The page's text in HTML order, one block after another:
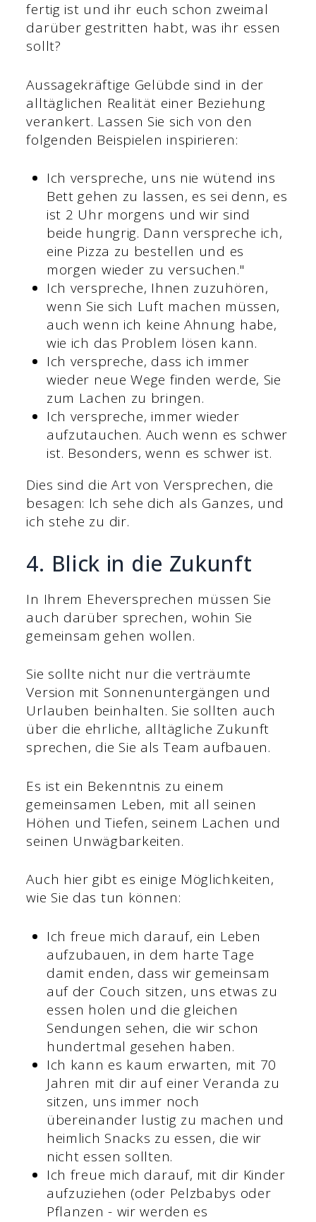
fertig ist und ihr euch schon zweimal
darüber gestritten habt, was ihr essen
sollt?
Aussagekräftige Gelübde sind in der
alltäglichen Realität einer Beziehung
verankert. Lassen Sie sich von den
folgenden Beispielen inspirieren:
Ich verspreche, uns nie wütend ins
Bett gehen zu lassen, es sei denn, es
ist 2 Uhr morgens und wir sind
beide hungrig. Dann verspreche ich,
eine Pizza zu bestellen und es
morgen wieder zu versuchen."
Ich verspreche, Ihnen zuzuhören,
wenn Sie sich Luft machen müssen,
auch wenn ich keine Ahnung habe,
wie ich das Problem lösen kann.
Ich verspreche, dass ich immer
wieder neue Wege finden werde, Sie
zum Lachen zu bringen.
Ich verspreche, immer wieder
aufzutauchen. Auch wenn es schwer
ist. Besonders, wenn es schwer ist.
Dies sind die Art von Versprechen, die
besagen: Ich sehe dich als Ganzes, und
ich stehe zu dir.
4. Blick in die Zukunft
In Ihrem Eheversprechen müssen Sie
auch darüber sprechen, wohin Sie
gemeinsam gehen wollen.
Sie sollte nicht nur die verträumte
Version mit Sonnenuntergängen und
Urlauben beinhalten. Sie sollten auch
über die ehrliche, alltägliche Zukunft
sprechen, die Sie als Team aufbauen.
Es ist ein Bekenntnis zu einem
gemeinsamen Leben, mit all seinen
Höhen und Tiefen, seinem Lachen und
seinen Unwägbarkeiten.
Auch hier gibt es einige Möglichkeiten,
wie Sie das tun können:
Ich freue mich darauf, ein Leben
aufzubauen, in dem harte Tage
damit enden, dass wir gemeinsam
auf der Couch sitzen, uns etwas zu
essen holen und die gleichen
Sendungen sehen, die wir schon
hundertmal gesehen haben.
Ich kann es kaum erwarten, mit 70
Jahren mit dir auf einer Veranda zu
sitzen, uns immer noch
übereinander lustig zu machen und
heimlich Snacks zu essen, die wir
nicht essen sollten.
Ich freue mich darauf, mit dir Kinder
aufzuziehen (oder Pelzbabys oder
Pflanzen - wir werden es